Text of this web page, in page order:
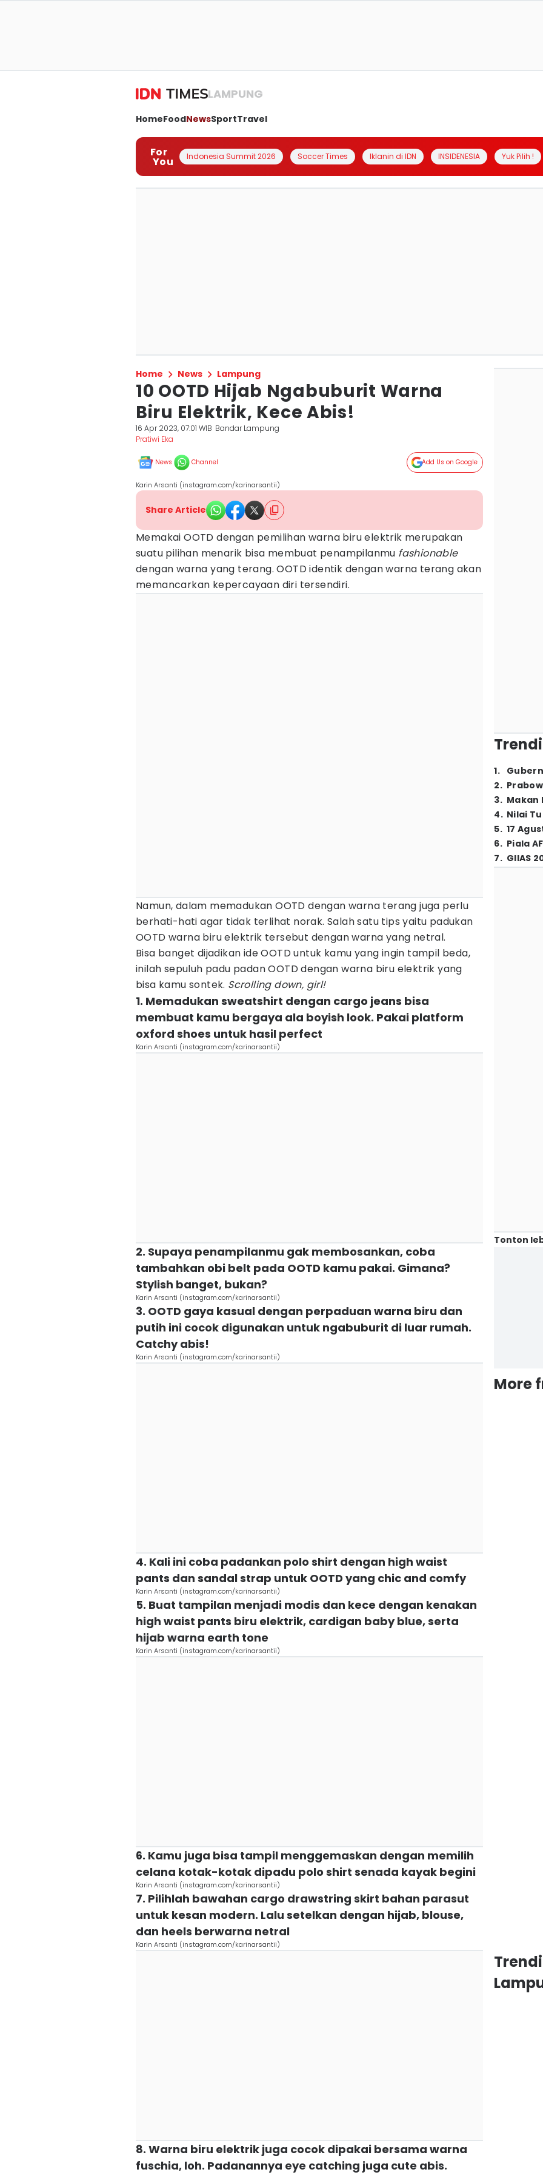
LAMPUNG
HomeFoodNewsSportTravel
For
You Indonesia Summit 2026 Soccer Times Iklanin di IDN INSIDENESIA Yuk Pilih !
Home News Lampung
10 OOTD Hijab Ngabuburit Warna
Biru Elektrik, Kece Abis!
16 Apr 2023, 07:01 WIB Bandar Lampung
Pratiwi Eka
News Channel Add Us on Google
Karin Arsanti (instagram.com/karinarsantii)
Share Article
Memakai OOTD dengan pemilihan warna biru elektrik merupakan
suatu pilihan menarik bisa membuat penampilanmu fashionable
dengan warna yang terang. OOTD identik dengan warna terang akan
memancarkan kepercayaan diri tersendiri.
Namun, dalam memadukan OOTD dengan warna terang juga perlu
berhati-hati agar tidak terlihat norak. Salah satu tips yaitu padukan
OOTD warna biru elektrik tersebut dengan warna yang netral.
Bisa banget dijadikan ide OOTD untuk kamu yang ingin tampil beda,
inilah sepuluh padu padan OOTD dengan warna biru elektrik yang
bisa kamu sontek. Scrolling down, girl!
1. Memadukan sweatshirt dengan cargo jeans bisa
membuat kamu bergaya ala boyish look. Pakai platform
oxford shoes untuk hasil perfect
Karin Arsanti (instagram.com/karinarsantii)
2. Supaya penampilanmu gak membosankan, coba
tambahkan obi belt pada OOTD kamu pakai. Gimana?
Stylish banget, bukan?
Karin Arsanti (instagram.com/karinarsantii)
3. OOTD gaya kasual dengan perpaduan warna biru dan
putih ini cocok digunakan untuk ngabuburit di luar rumah.
Catchy abis!
Karin Arsanti (instagram.com/karinarsantii)
4. Kali ini coba padankan polo shirt dengan high waist
pants dan sandal strap untuk OOTD yang chic and comfy
Karin Arsanti (instagram.com/karinarsantii)
5. Buat tampilan menjadi modis dan kece dengan kenakan
high waist pants biru elektrik, cardigan baby blue, serta
hijab warna earth tone
Karin Arsanti (instagram.com/karinarsantii)
6. Kamu juga bisa tampil menggemaskan dengan memilih
celana kotak-kotak dipadu polo shirt senada kayak begini
Karin Arsanti (instagram.com/karinarsantii)
7. Pilihlah bawahan cargo drawstring skirt bahan parasut
untuk kesan modern. Lalu setelkan dengan hijab, blouse,
dan heels berwarna netral
Karin Arsanti (instagram.com/karinarsantii)
8. Warna biru elektrik juga cocok dipakai bersama warna
fuschia, loh. Padanannya eye catching juga cute abis.
1.
2.
3. Makan
4. Nilai
5. 17
6. Piala
7. GIIAS
Tonton
More